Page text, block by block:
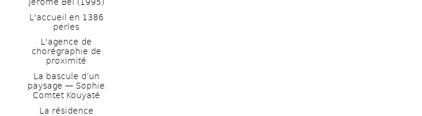
L'accueil en 1386
perles
L'agence de
chorégraphie de
proximité
La bascule d’un
paysage — Sophie
Comtet Kouyaté
La résidence